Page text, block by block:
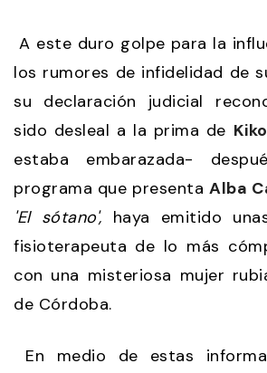
A este duro golpe para la
los rumores de infidelidad de
su declaración judicial
sido desleal a la prima de
estaba embarazada-
programa que presentaAlba
'El sótano', haya emitido
fisioterapeuta de lo más
con una misteriosa mujer
de Córdoba.
En medio de estas